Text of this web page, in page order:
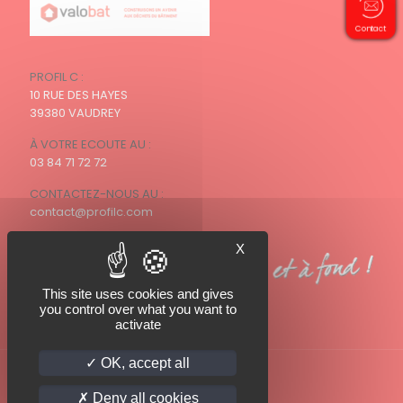
PROFIL C :
10 RUE DES HAYES
39380 VAUDREY
À VOTRE ECOUTE AU :
03 84 71 72 72
CONTACTEZ-NOUS AU :
contact@profilc.com
Contact
X
This site uses cookies and gives
you control over what you want to
activate
OK, accept all
Deny all cookies